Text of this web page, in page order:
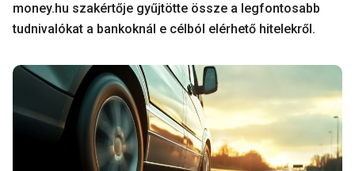
money.hu szakértője gyűjtötte össze a legfontosabb
tudnivalókat a bankoknál e célból elérhető hitelekről.